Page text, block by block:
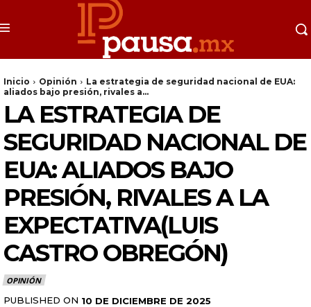
Inicio Opinión
La estrategia de seguridad nacional de EUA:
aliados bajo presión, rivales a...
LA ESTRATEGIA DE
SEGURIDAD NACIONAL DE
EUA: ALIADOS BAJO
PRESIÓN, RIVALES A LA
EXPECTATIVA(LUIS
CASTRO OBREGÓN)
OPINIÓN
PUBLISHED ON 10 DE DICIEMBRE DE 2025